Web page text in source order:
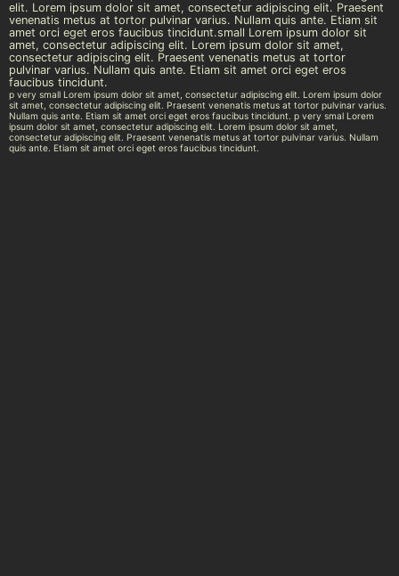
elit. Lorem ipsum dolor sit amet, consectetur adipiscing elit. Praesent
venenatis metus at tortor pulvinar varius. Nullam quis ante. Etiam sit
amet orci eget eros faucibus tincidunt.small Lorem ipsum dolor sit
amet, consectetur adipiscing elit. Lorem ipsum dolor sit amet,
consectetur adipiscing elit. Praesent venenatis metus at tortor
pulvinar varius. Nullam quis ante. Etiam sit amet orci eget eros
faucibus tincidunt.
p very small Lorem ipsum dolor sit amet, consectetur adipiscing elit. Lorem ipsum dolor
sit amet, consectetur adipiscing elit. Praesent venenatis metus at tortor pulvinar varius.
Nullam quis ante. Etiam sit amet orci eget eros faucibus tincidunt. p very smal Lorem
ipsum dolor sit amet, consectetur adipiscing elit. Lorem ipsum dolor sit amet,
consectetur adipiscing elit. Praesent venenatis metus at tortor pulvinar varius. Nullam
quis ante. Etiam sit amet orci eget eros faucibus tincidunt.